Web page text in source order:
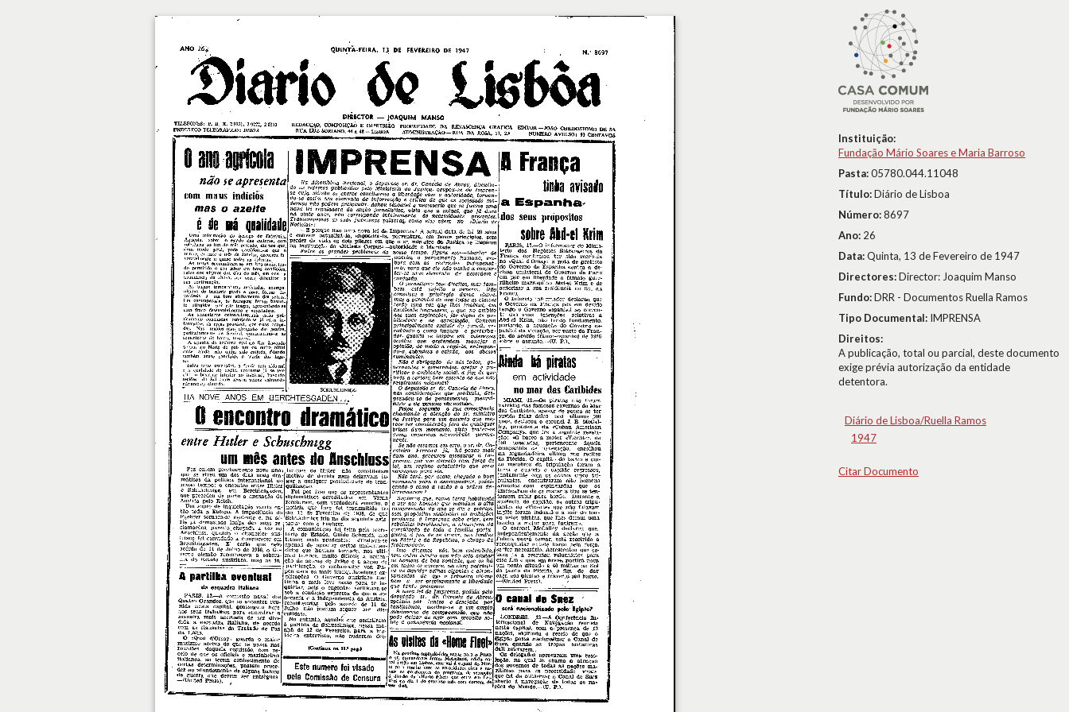
Instituição:
Fundação Mário Soares e Maria Barroso
Pasta:05780.044.11048
Título:Diário de Lisboa
Número:8697
Ano: 26
Data:Quinta, 13 de Fevereiro de 1947
Directores:Director: Joaquim Manso
Fundo:DRR - Documentos Ruella Ramos
Tipo Documental: IMPRENSA
Direitos:
A publicação, total ou parcial, deste documento
exige prévia autorização da entidade
detentora.
Diário de Lisboa/Ruella Ramos
1947
Citar Documento